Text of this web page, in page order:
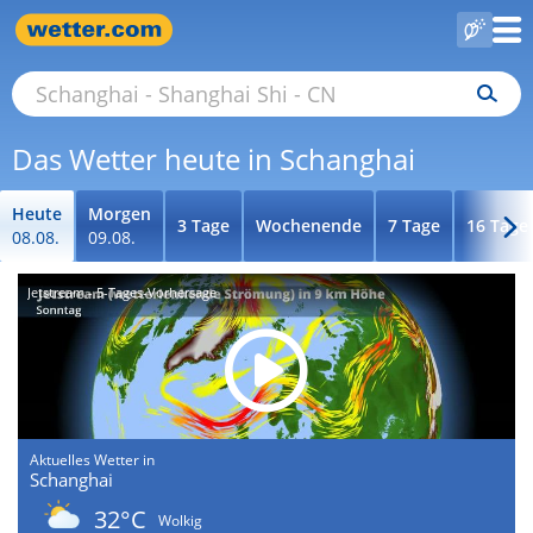
Das Wetter heute in Schanghai
Heute
08.08.
Morgen
09.08.
3 Tage Wochenende 7 Tage 16 Tage
Jetstream - 5-Tages-Vorhersage
Aktuelles Wetter in
Schanghai
32°C
Wolkig